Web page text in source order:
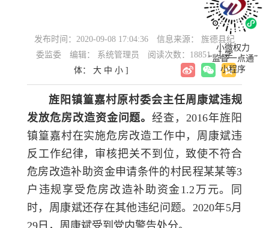
发布时间：2020-09-08 17:04:36
信息来源： 旌德县纪
委监委
编辑： 系统管理员 阅读次数：18851
[ 字
体： 大 中 小]
旌阳镇篁嘉村原村委会主任周康斌违规
发放危房改造资金问题。经查，2016年旌阳
镇篁嘉村在实施危房改造工作中，周康斌违
反工作纪律，审核把关不到位，致使不符合
危房改造补助资金申请条件的村民程某某等3
户违规享受危房改造补助资金1.2万元。同
时，周康斌还存在其他违纪问题。2020年5月
29日，周康斌受到党内警告处分。
小微权力
“监督一点通”
小程序